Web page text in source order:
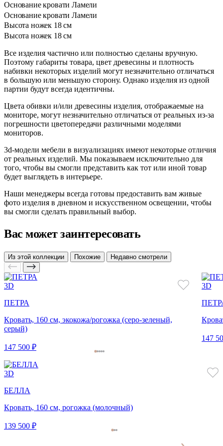
Основание кровати Ламели
Основание кровати Ламели
Высота ножек 18 см
Высота ножек 18 см
Все изделия частично или полностью сделаны вручную.
Поэтому габариты товара, цвет древесины и плотность
набивки некоторых изделий могут незначительно отличаться
в большую или меньшую сторону. Однако изделия из одной
партии будут всегда идентичны.
Цвета обивки и/или древесины изделия, отображаемые на
мониторе, могут незначительно отличаться от реальных из-за
погрешности цветопередачи различными моделями
мониторов.
3d-модели мебели в визуализациях имеют некоторые отличия
от реальных изделий. Мы показываем исключительно для
того, чтобы вы смогли представить как тот или иной товар
будет выглядеть в интерьере.
Наши менеджеры всегда готовы предоставить вам живые
фото изделия в дневном и искусственном освещении, чтобы
вы смогли сделать правильный выбор.
Вас может заинтересовать
Из этой коллекции Похожие Недавно смотрели
3D
ПЕТРА
Кровать, 160 см, экокожа/рогожка (серо-зеленый,
серый)
147 500 ₽
3D
147
3D
БЕЛЛА
Кровать, 160 см, рогожка (молочный)
139 500 ₽